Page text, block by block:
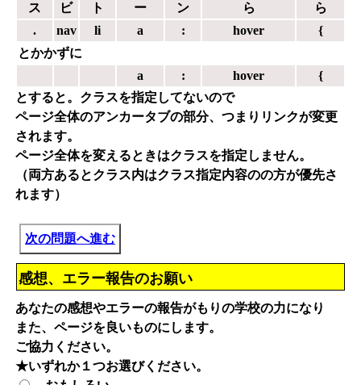
ス
ビ
ト
ー
ン
ら
ら
.
nav li a : hover
{
とかかずに
a
: hover
{
とすると。クラスを指定してないので
ページ全体のアンカータブの部分、つまりリンクが変更
されます。
ページ全体を変えるときはクラスを指定しません。
（両方あるとクラス内はクラス指定内容のの方が優先さ
れます）
次の問題へ進む
感想、エラー報告のお願い
あなたの感想やエラーの報告がもりの学校の力になり
また、ページを良いものにします。
ご協力ください。
★いずれか１つお選びください。